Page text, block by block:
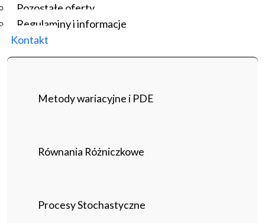
Pozostałe oferty
Regulaminy i informacje
Kontakt
Metody wariacyjne i PDE
Równania Różniczkowe
Procesy Stochastyczne